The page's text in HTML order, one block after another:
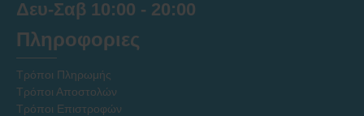
Δευ-Σαβ 10:00 - 20:00
Πληροφοριες
Τρόποι Πληρωμής
Τρόποι Αποστολών
Τρόποι Επιστροφών